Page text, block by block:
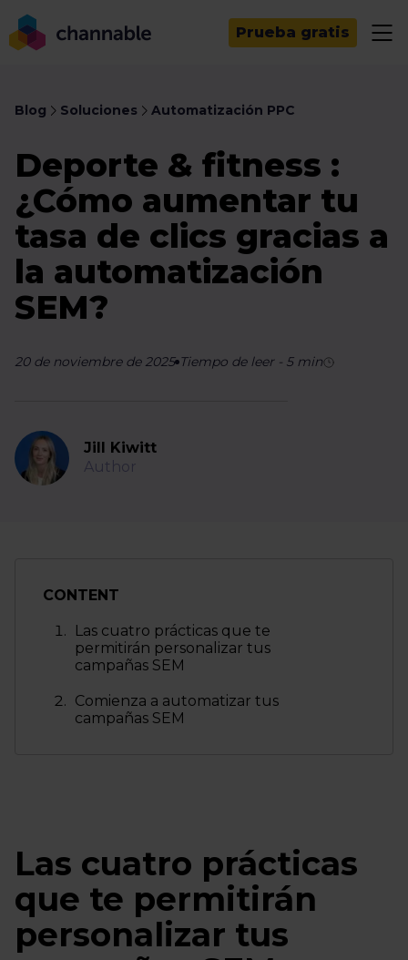
Prueba gratis
Blog Soluciones Automatización PPC
Deporte & fitness :
¿Cómo aumentar tu
tasa de clics gracias a
la automatización
SEM?
20 de noviembre de 2025 Tiempo de leer- 5min
Jill Kiwitt
Author
CONTENT
Las cuatro prácticas que te
permitirán personalizar tus
campañas SEM
Comienza a automatizar tus
campañas SEM
Las cuatro prácticas
que te permitirán
personalizar tus